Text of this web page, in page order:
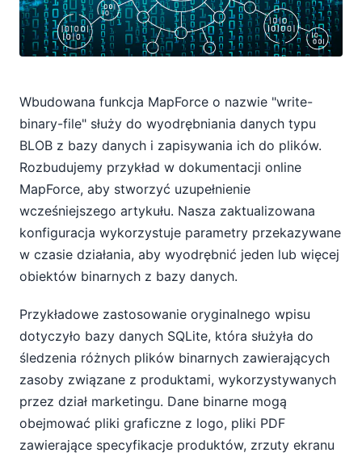
Wbudowana funkcja MapForce o nazwie "write-
binary-file" służy do wyodrębniania danych typu
BLOB z bazy danych i zapisywania ich do plików.
Rozbudujemy przykład w dokumentacji online
MapForce, aby stworzyć uzupełnienie
wcześniejszego artykułu. Nasza zaktualizowana
konfiguracja wykorzystuje parametry przekazywane
w czasie działania, aby wyodrębnić jeden lub więcej
obiektów binarnych z bazy danych.
Przykładowe zastosowanie oryginalnego wpisu
dotyczyło bazy danych SQLite, która służyła do
śledzenia różnych plików binarnych zawierających
zasoby związane z produktami, wykorzystywanych
przez dział marketingu. Dane binarne mogą
obejmować pliki graficzne z logo, pliki PDF
zawierające specyfikacje produktów, zrzuty ekranu